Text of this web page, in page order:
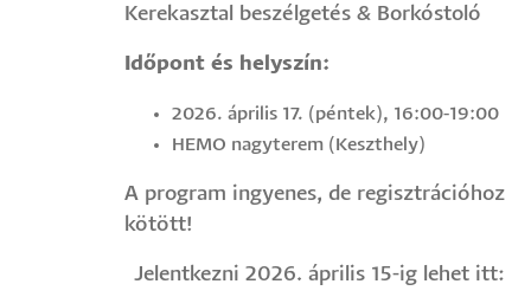
Kerekasztal beszélgetés & Borkóstoló
Időpont és helyszín:
2026. április 17. (péntek), 16:00-19:00
HEMO nagyterem (Keszthely)
A program ingyenes, de regisztrációhoz
kötött!
Jelentkezni 2026. április 15-ig lehet itt: